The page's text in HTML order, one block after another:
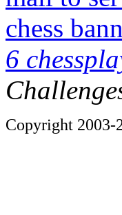
chess
6
Copyright